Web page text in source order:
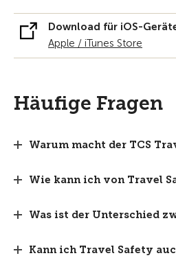
Download für iOS-
Apple / iTunes Store
Häufige Fragen
Warum macht der TCS
Wie kann ich von Travel
Was ist der Unterschied
Kann ich Travel Safety